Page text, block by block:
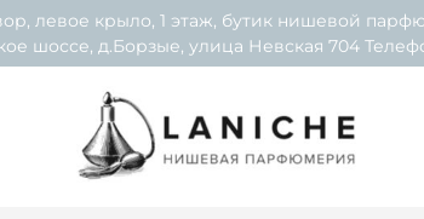
левое крыло, 1 этаж, бутик нишевой
шоссе, д.Борзые, улица Невская 704